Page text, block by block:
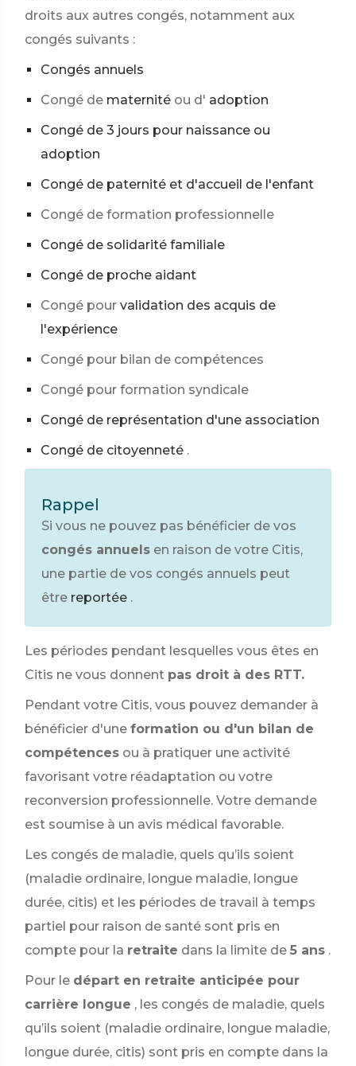
droits aux autres congés, notamment aux
congés suivants :
Congés annuels
Congé de maternité ou d' adoption
Congé de 3 jours pour naissance ou
adoption
Congé de paternité et d'accueil de l'enfant
Congé de formation professionnelle
Congé de solidarité familiale
Congé de proche aidant
Congé pour validation des acquis de
l'expérience
Congé pour bilan de compétences
Congé pour formation syndicale
Congé de représentation d'une association
Congé de citoyenneté .
Rappel
Si vous ne pouvez pas bénéficier de vos
congés annuels en raison de votre Citis,
une partie de vos congés annuels peut
être reportée .
Les périodes pendant lesquelles vous êtes en
Citis ne vous donnent pas droit à des RTT.
Pendant votre Citis, vous pouvez demander à
bénéficier d'une formation ou d'un bilan de
compétences ou à pratiquer une activité
favorisant votre réadaptation ou votre
reconversion professionnelle. Votre demande
est soumise à un avis médical favorable.
Les congés de maladie, quels qu’ils soient
(maladie ordinaire, longue maladie, longue
durée, citis) et les périodes de travail à temps
partiel pour raison de santé sont pris en
compte pour la retraite dans la limite de 5 ans .
Pour le départ en retraite anticipée pour
carrière longue , les congés de maladie, quels
qu’ils soient (maladie ordinaire, longue maladie,
longue durée, citis) sont pris en compte dans la